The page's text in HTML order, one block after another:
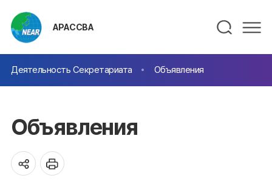
АРАССВА
Деятельность Секретариата Объявления
Объявления